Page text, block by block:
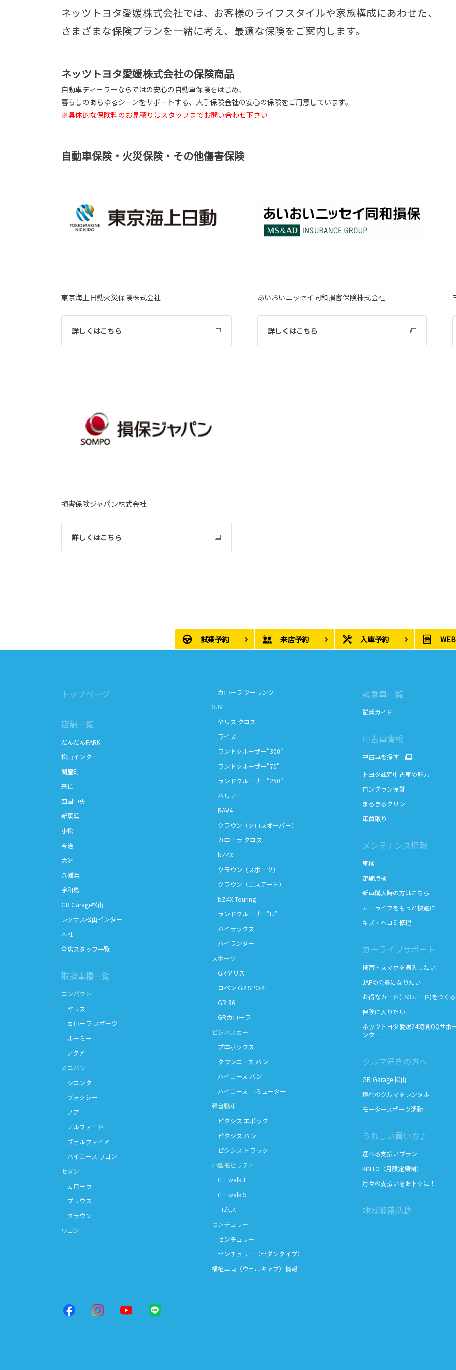
ネッツトヨタ愛媛株式会社では、お客様のライフスタイルや家族構成にあわせた、
さまざまな保険プランを一緒に考え、最適な保険をご案内します。
ネッツトヨタ愛媛株式会社の保険商品
自動車ディーラーならではの安心の自動車保険をはじめ、
暮らしのあらゆるシーンをサポートする、大手保険会社の安心の保険をご用意しています。
※具体的な保険料のお見積りはスタッフまでお問い合わせ下さい
自動車保険・火災保険・その他傷害保険
東京海上日動火災保険株式会社
詳しくはこちら
あいおいニッセイ同和損害保険株式会社
詳しくはこちら
損害保険ジャパン株式会社
詳しくはこちら
試乗予約 来店予約 入庫予約
トップページ
店舗一覧
だんだんPARK
松山インター
問屋町
来住
四国中央
新居浜
小松
今治
大洲
八幡浜
宇和島
GR Garage松山
レクサス松山インター
本社
全店スタッフ一覧
取扱車種一覧
コンパクト
ヤリス
カローラ スポーツ
ルーミー
アクア
ミニバン
シエンタ
ヴォクシー
ノア
アルファード
ヴェルファイア
ハイエース ワゴン
セダン
カローラ
プリウス
クラウン
ワゴン
カローラ ツーリング
SUV
ヤリス クロス
ライズ
ランドクルーザー"300"
ランドクルーザー"70"
ランドクルーザー"250"
ハリアー
RAV4
クラウン（クロスオーバー）
カローラ クロス
bZ4X
クラウン（スポーツ）
クラウン（エステート）
bZ4X Touring
ランドクルーザー"FJ"
ハイラックス
ハイランダー
スポーツ
GRヤリス
コペン GR SPORT
GR 86
GRカローラ
ビジネスカー
プロボックス
タウンエース バン
ハイエース バン
ハイエース コミューター
軽自動車
ピクシス エポック
ピクシス バン
ピクシス トラック
小型モビリティ
C＋walk T
C＋walk S
コムス
センチュリー
センチュリー
センチュリー（セダンタイプ）
福祉車両（ウェルキャブ）情報
試乗車一覧
試乗ガイド
中古車情報
中古車を探す
トヨタ認定中古車の魅力
ロングラン保証
まるまるクリン
車買取り
メンテナンス情報
車検
定期点検
新車購入時の方はこちら
カーライフをもっと快適に
キズ・ヘコミ修理
カーライフサポート
携帯・スマホを購入したい
JAFの会員になりたい
お得なカード(TS3カード)をつくる
保険に入りたい
ネッツトヨタ愛媛24時間QQサポ
ンター
クルマ好きの方へ
GR Garage 松山
憧れのクルマをレンタル
モータースポーツ活動
うれしい買い方♪
選べる支払いプラン
KINTO（月額定額制）
月々の支払いをおトクに！
地域繁盛活動